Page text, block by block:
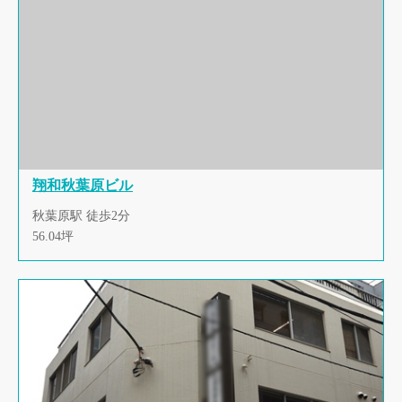
翔和秋葉原ビル
秋葉原駅 徒歩2分
56.04坪